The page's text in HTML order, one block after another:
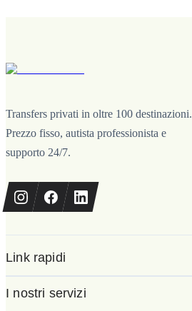
Transfers privati in oltre 100 destinazioni.
Prezzo fisso, autista professionista e
supporto 24/7.
Link rapidi
I nostri servizi